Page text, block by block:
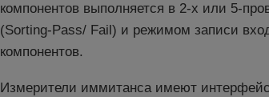
компонентов выполняется в 2-х или 5-
(Sorting-Pass/ Fail) и режимом записи
компонентов.
Измерители иммитанса имеют